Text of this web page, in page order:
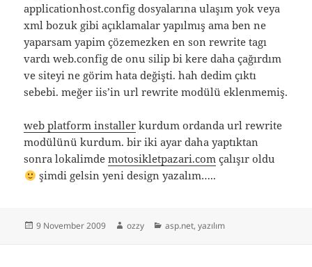
applicationhost.config dosyalarına ulaşım yok veya
xml bozuk gibi açıklamalar yapılmış ama ben ne
yaparsam yapim çözemezken en son rewrite tagı
vardı web.config de onu silip bi kere daha çağırdım
ve siteyi ne görim hata değişti. hah dedim çıktı
sebebi. meğer iis’in url rewrite modülü eklenmemiş.
web platform installer kurdum ordanda url rewrite
modülünü kurdum. bir iki ayar daha yaptıktan
sonra lokalimdemotosikletpazari.com çalışır oldu
şimdi gelsin yeni design yazalım…..
Posted
9 November 2009 Author
ozzy Categories
asp.net,yazılım